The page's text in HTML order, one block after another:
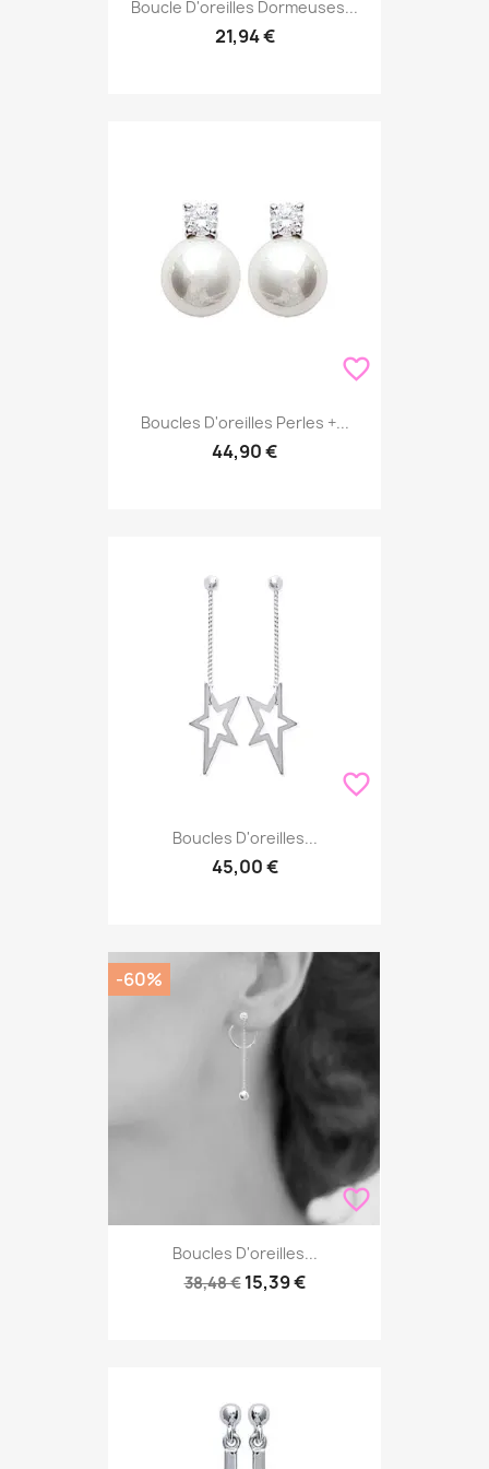
Boucle D'oreilles Dormeuses...
21,94 €
favorite_border
Boucles D'oreilles Perles +...
44,90 €
favorite_border
Boucles D'oreilles...
45,00 €
favorite_border
Boucles D'oreilles...
38,48 € 15,39 €
-60%